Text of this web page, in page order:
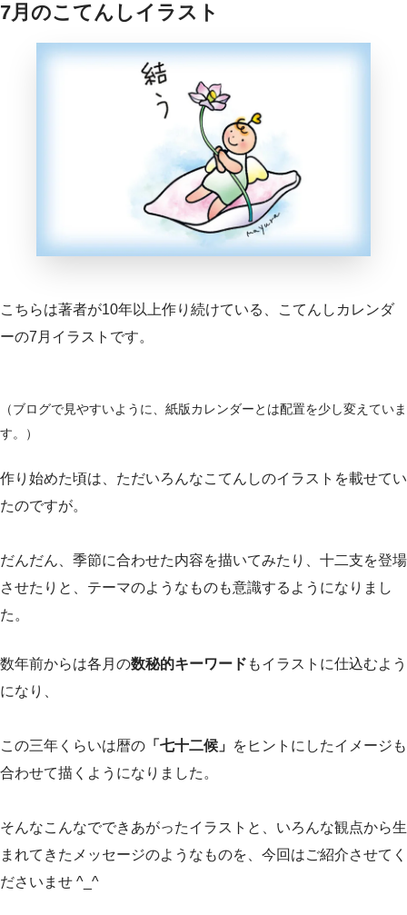
7月のこてんしイラスト
こちらは著者が10年以上作り続けている、こてんしカレンダ
ーの7月イラストです。
（ブログで見やすいように、紙版カレンダーとは配置を少し変えていま
す。）
作り始めた頃は、ただいろんなこてんしのイラストを載せてい
たのですが。
だんだん、季節に合わせた内容を描いてみたり、十二支を登場
させたりと、テーマのようなものも意識するようになりまし
た。
数年前からは各月の数秘的キーワード もイラストに仕込むよう
になり、
この三年くらいは暦の 「七十二候」 をヒントにしたイメージも
合わせて描くようになりました。
そんなこんなでできあがったイラストと、いろんな観点から生
まれてきたメッセージのようなものを、今回はご紹介させてく
ださいませ ^_^